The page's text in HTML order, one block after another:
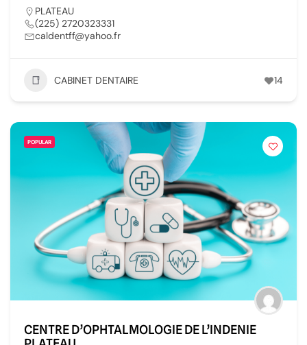
PLATEAU
(225) 2720323331
caldentff@yahoo.fr
CABINET DENTAIRE 14
POPULAR
CENTRE D’OPHTALMOLOGIE DE L’INDENIE